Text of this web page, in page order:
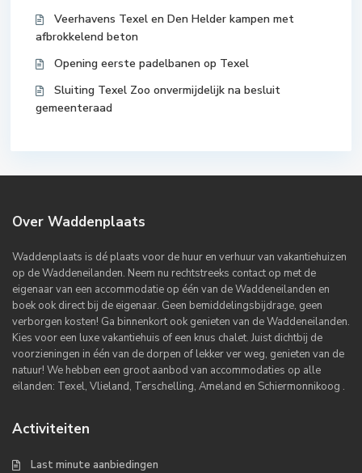
Veerhavens Texel en Den Helder kampen met
afbrokkelend beton
Opening eerste padelbanen op Texel
Sluiting Texel Zoo onvermijdelijk na besluit
gemeenteraad
Over Waddenplaats
Waddenplaats is dé plaats voor de huur en verhuur van vakantiehuizen
op de Waddeneilanden. Neem nu rechtstreeks contact op met de
eigenaar van een accommodatie op één van de Waddeneilanden en
boek ook direct bij de eigenaar. Geen bemiddelingsbijdrage, geen
verborgen kosten! Ga binnenkort ook genieten van de Waddeneilanden.
Kies voor een luxe vakantiehuis of een knus chalet. Juist dichtbij de
voorzieningen in één van de dorpen of lekker ver weg, genieten van de
natuur! We hebben een groot aanbod van accommodaties op alle
eilanden: Texel, Vlieland, Terschelling, Ameland en Schiermonnikoog .
Activiteiten
Last minute aanbiedingen